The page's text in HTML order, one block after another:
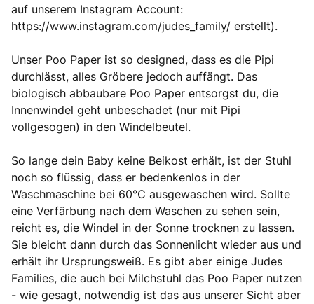
auf unserem Instagram Account:
https://www.instagram.com/judes_family/ erstellt).
Unser Poo Paper ist so designed, dass es die Pipi
durchlässt, alles Gröbere jedoch auffängt. Das
biologisch abbaubare Poo Paper entsorgst du, die
Innenwindel geht unbeschadet (nur mit Pipi
vollgesogen) in den Windelbeutel.
So lange dein Baby keine Beikost erhält, ist der Stuhl
noch so flüssig, dass er bedenkenlos in der
Waschmaschine bei 60°C ausgewaschen wird. Sollte
eine Verfärbung nach dem Waschen zu sehen sein,
reicht es, die Windel in der Sonne trocknen zu lassen.
Sie bleicht dann durch das Sonnenlicht wieder aus und
erhält ihr Ursprungsweiß. Es gibt aber einige Judes
Families, die auch bei Milchstuhl das Poo Paper nutzen
- wie gesagt, notwendig ist das aus unserer Sicht aber